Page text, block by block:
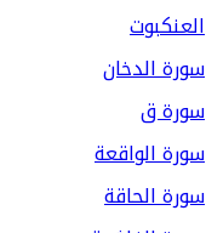
العنكبوت
سورة الدخان
سورة ق
سورة الواقعة
سورة الحاقة